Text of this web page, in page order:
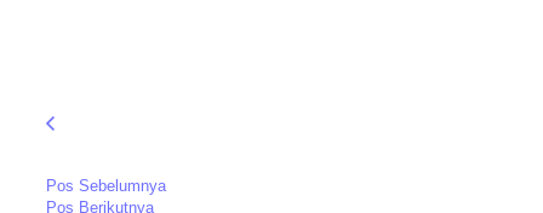
Pos Sebelumnya
Pos Berikutnya